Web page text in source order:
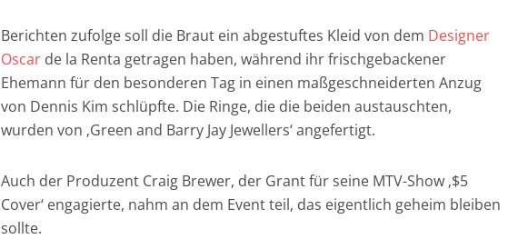
Berichten zufolge soll die Braut ein abgestuftes Kleid von dem Designer
Oscar de la Renta getragen haben, während ihr frischgebackener
Ehemann für den besonderen Tag in einen maßgeschneiderten Anzug
von Dennis Kim schlüpfte. Die Ringe, die die beiden austauschten,
wurden von ‚Green and Barry Jay Jewellers‘ angefertigt.
Auch der Produzent Craig Brewer, der Grant für seine MTV-Show ‚$5
Cover‘ engagierte, nahm an dem Event teil, das eigentlich geheim bleiben
sollte.